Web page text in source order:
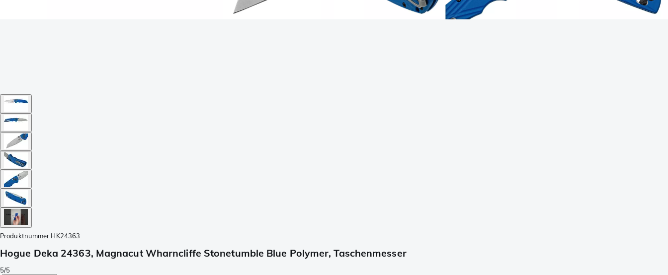
Produktnummer HK24363
Hogue Deka 24363, Magnacut Wharncliffe Stonetumble Blue Polymer, Taschenmesser
5/5